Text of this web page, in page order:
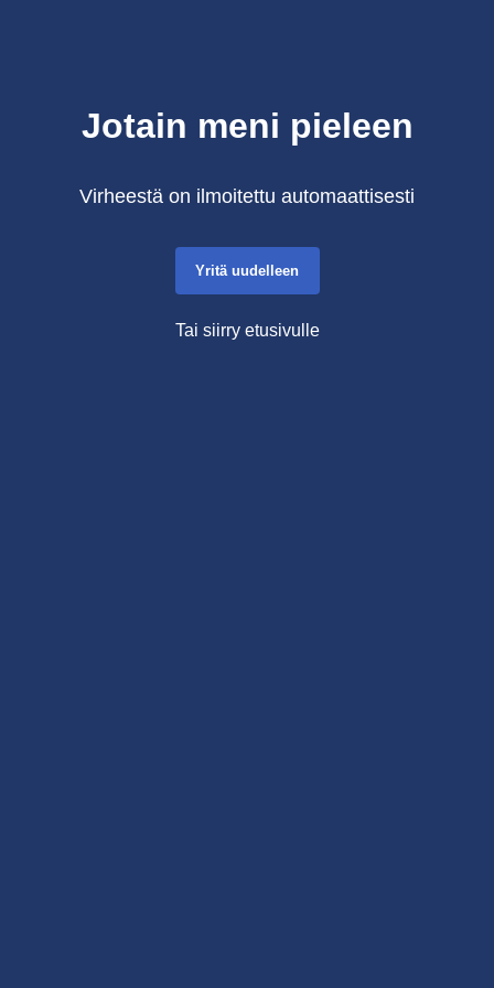
Jotain meni pieleen
Virheestä on ilmoitettu automaattisesti
Yritä uudelleen
Tai siirry etusivulle